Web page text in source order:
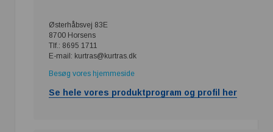
Østerhåbsvej 83E
8700 Horsens
Tlf.: 8695 1711
E-mail: kurtras@kurtras.dk
Besøg vores hjemmeside
Se hele vores produktprogram og profil her